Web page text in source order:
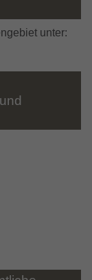
unter:
das es sich
des
wird,